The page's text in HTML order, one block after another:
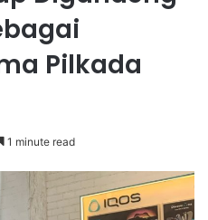
Pilkada
1 minute read